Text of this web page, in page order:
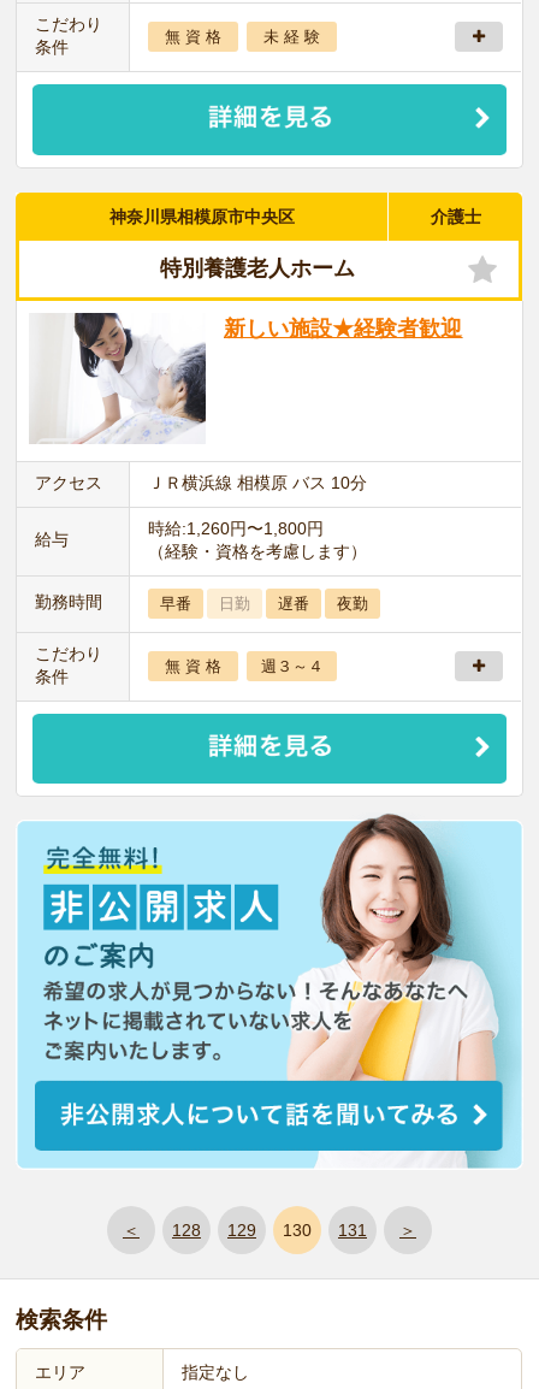
こだわり
条件
無 資 格 未 経 験
神奈川県相模原市中央区 介護士
特別養護老人ホーム
新しい施設★経験者歓迎
アクセス ＪＲ横浜線 相模原 バス 10分
給与
時給:1,260円〜1,800円
（経験・資格を考慮します）
勤務時間 早番 日勤 遅番 夜勤
こだわり
条件
無 資 格 週３～４
＜ 128 129 130 131 ＞
検索条件
エリア 指定なし